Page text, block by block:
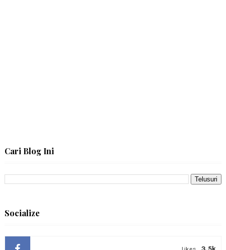
Cari Blog Ini
Socialize